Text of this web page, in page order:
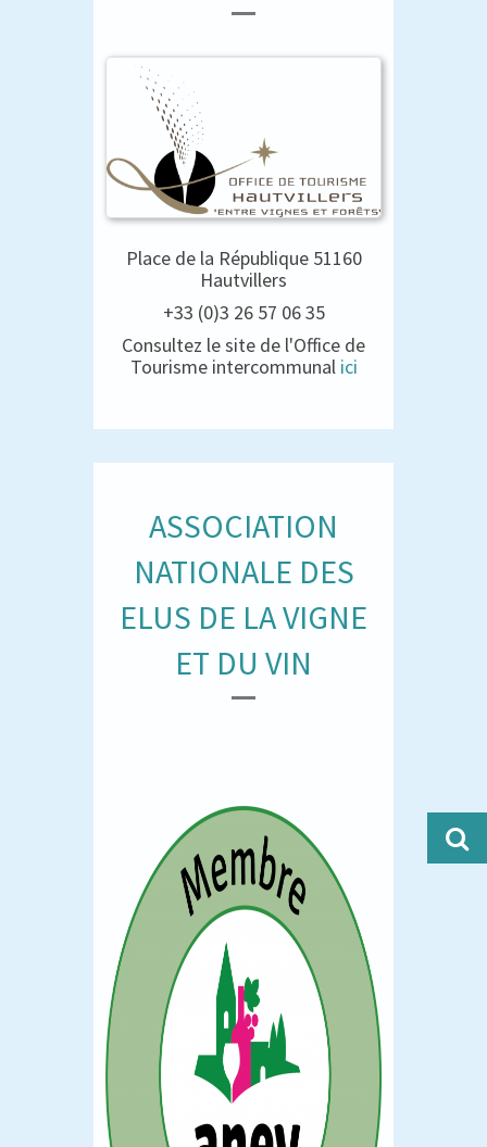
Place de la République 51160
Hautvillers
+33 (0)3 26 57 06 35
Consultez le site de l'Office de
Tourisme intercommunal ici
ASSOCIATION
NATIONALE DES
ELUS DE LA VIGNE
ET DU VIN